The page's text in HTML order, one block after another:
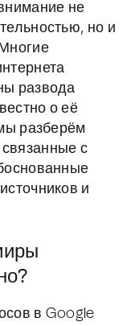
не
но и
развода
о её
разберём
с
и
в Google